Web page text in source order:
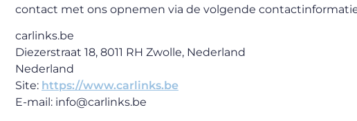
contact met ons opnemen via de volgende
carlinks.be
Diezerstraat 18, 8011 RH Zwolle, Nederland
Nederland
Site: https://www.carlinks.be
E-mail: info@carlinks.be